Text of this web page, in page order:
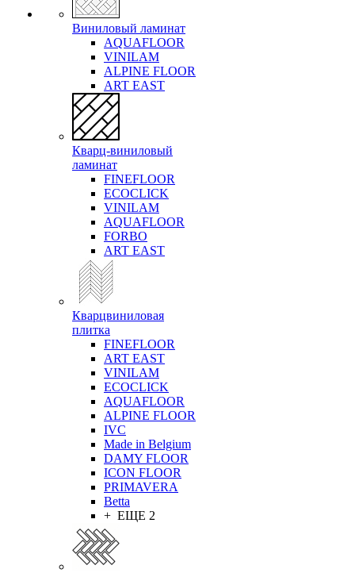
Виниловый ламинат
AQUAFLOOR
VINILAM
ALPINE FLOOR
ART EAST
Кварц-виниловый
ламинат
FINEFLOOR
ECOCLICK
VINILAM
AQUAFLOOR
FORBO
ART EAST
Кварцвиниловая
плитка
FINEFLOOR
ART EAST
VINILAM
ECOCLICK
AQUAFLOOR
ALPINE FLOOR
IVC
Made in Belgium
DAMY FLOOR
ICON FLOOR
PRIMAVERA
Betta
+ ЕЩЕ 2